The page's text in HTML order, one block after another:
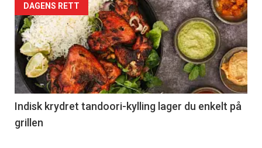
DAGENS RETT
Indisk krydret tandoori-kylling lager du enkelt på
grillen